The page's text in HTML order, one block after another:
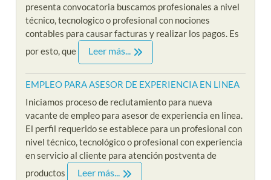
presenta convocatoria buscamos profesionales a nivel
técnico, tecnologico o profesional con nociones
contables para causar facturas y realizar los pagos. Es
por esto, que
Leer más...
EMPLEO PARA ASESOR DE EXPERIENCIA EN LINEA
Iniciamos proceso de reclutamiento para nueva
vacante de empleo para asesor de experiencia en linea.
El perfil requerido se establece para un profesional con
nivel técnico, tecnológico o profesional con experiencia
en servicio al cliente para atención postventa de
productos
Leer más...